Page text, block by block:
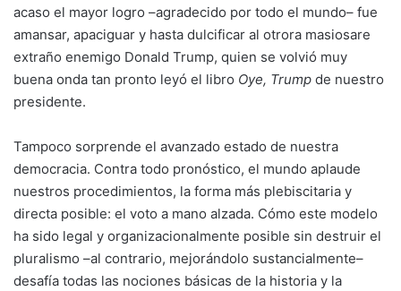
acaso el mayor logro –agradecido por todo el mundo– fue
amansar, apaciguar y hasta dulcificar al otrora masiosare
extraño enemigo Donald Trump, quien se volvió muy
buena onda tan pronto leyó el libro Oye, Trump de nuestro
presidente.
Tampoco sorprende el avanzado estado de nuestra
democracia. Contra todo pronóstico, el mundo aplaude
nuestros procedimientos, la forma más plebiscitaria y
directa posible: el voto a mano alzada. Cómo este modelo
ha sido legal y organizacionalmente posible sin destruir el
pluralismo –al contrario, mejorándolo sustancialmente–
desafía todas las nociones básicas de la historia y la